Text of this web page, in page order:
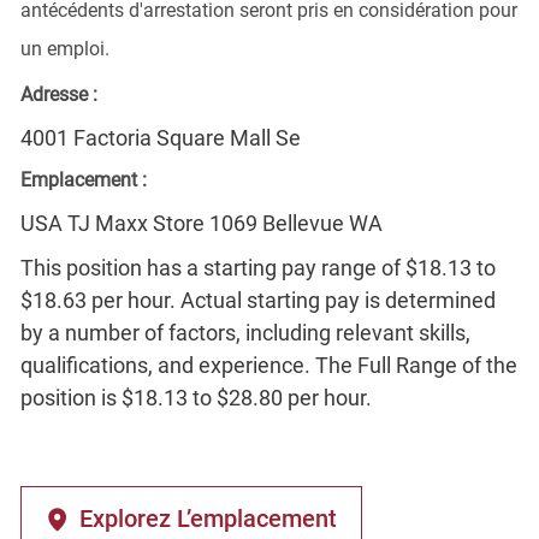
antécédents d'arrestation seront pris en considération pour
un emploi.
Adresse :
4001 Factoria Square Mall Se
Emplacement :
USA TJ Maxx Store 1069 Bellevue WA
This position has a starting pay range of $18.13 to
$18.63 per hour. Actual starting pay is determined
by a number of factors, including relevant skills,
qualifications, and experience. The Full Range of the
position is $18.13 to $28.80 per hour.
Explorez L’emplacement